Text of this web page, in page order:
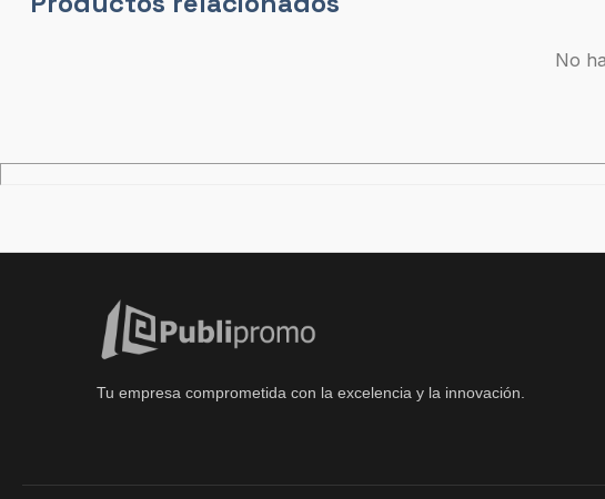
No
Tu empresa comprometida con la excelencia y la innovación.